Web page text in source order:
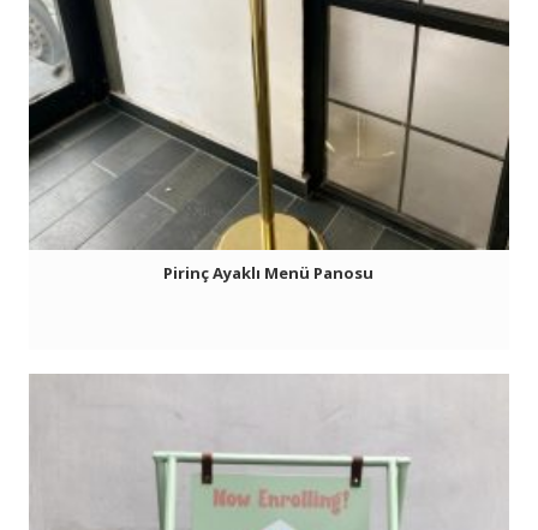
Pirinç Ayaklı Menü Panosu